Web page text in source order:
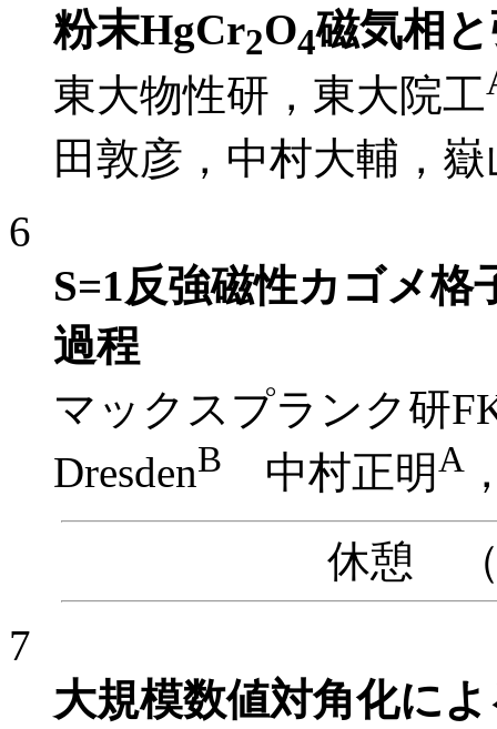
粉末HgCr2O4磁気相
東大物性研，東大院工
田敦彦，中村大輔，
6
S=1反強磁性カゴメ
過程
マックスプランク研
DresdenB 中村正明A
休憩 （
7
大規模数値対角化に